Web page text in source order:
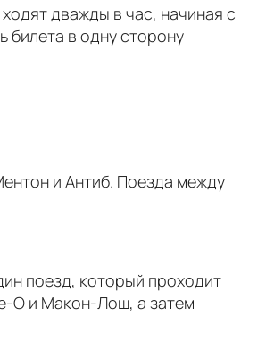
дважды в час, начиная с
билета в одну сторону
и Антиб. Поезда между
поезд, который проходит
О и Макон-Лош, а затем